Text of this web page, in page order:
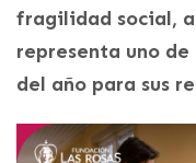
fragilidad social,
representa uno
del año para sus